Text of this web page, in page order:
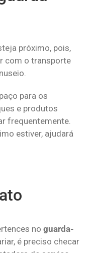
próximo, pois,
com o transporte
para os
e produtos
frequentemente.
estiver, ajudará
no guarda-
é preciso checar